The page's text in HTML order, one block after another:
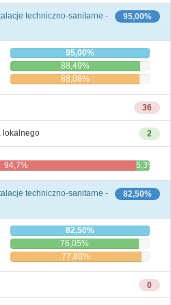
95,00%
techniczno-sanitarne -
95,00%
88,49%
88,08%
36
2
lokalnego
94,7% 5,3%
82,50%
techniczno-sanitarne -
82,50%
76,05%
77,80%
0